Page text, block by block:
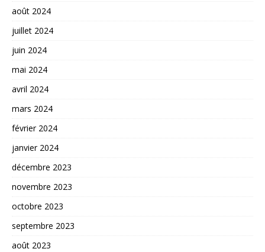
août 2024
juillet 2024
juin 2024
mai 2024
avril 2024
mars 2024
février 2024
janvier 2024
décembre 2023
novembre 2023
octobre 2023
septembre 2023
août 2023